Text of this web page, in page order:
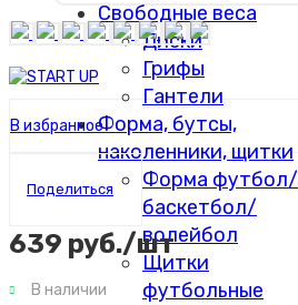
Свободные веса
Диски
Грифы
Гантели
Форма, бутсы,
наколенники, щитки
Форма футбол/
баскетбол/
волейбол
Щитки
футбольные
В избранное
Поделиться
639 руб./шт
В наличии